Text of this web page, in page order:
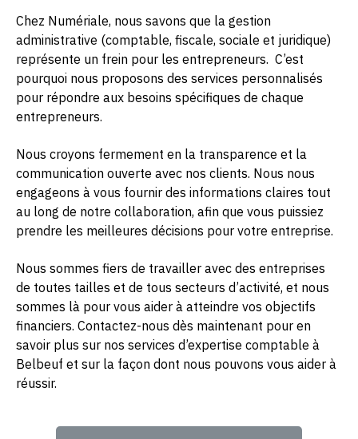
Chez Numériale, nous savons que la gestion
administrative (comptable, fiscale, sociale et juridique)
représente un frein pour les entrepreneurs. C’est
pourquoi nous proposons des services personnalisés
pour répondre aux besoins spécifiques de chaque
entrepreneurs.
Nous croyons fermement en la transparence et la
communication ouverte avec nos clients. Nous nous
engageons à vous fournir des informations claires tout
au long de notre collaboration, afin que vous puissiez
prendre les meilleures décisions pour votre entreprise.
Nous sommes fiers de travailler avec des entreprises
de toutes tailles et de tous secteurs d’activité, et nous
sommes là pour vous aider à atteindre vos objectifs
financiers. Contactez-nous dès maintenant pour en
savoir plus sur nos services d’expertise comptable à
Belbeuf et sur la façon dont nous pouvons vous aider à
réussir.